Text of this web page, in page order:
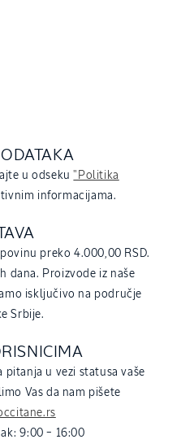
u odseku"Politika
informacijama.
preko 4.000,00 RSD.
dana. Proizvode iz naše
isključivo na područje
Srbije.
pitanja u vezi statusa vaše
Vas da nam pišete
9:00 – 16:00